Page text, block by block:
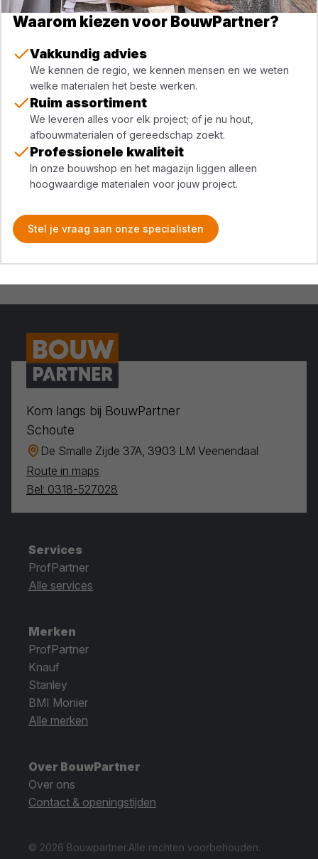
Waarom kiezen voor BouwPartner?
Vakkundig advies
We kennen de regio, we kennen mensen en we weten
welke materialen het beste werken.
Ruim assortiment
We leveren alles voor elk project; of je nu hout,
afbouwmaterialen of gereedschap zoekt.
Professionele kwaliteit
In onze bouwshop en het magazijn liggen alleen
hoogwaardige materialen voor jouw project.
Stel je vraag aan onze specialisten
Kom langs bij BouwPartner
Schoute
De Smalle Zijde 37A, 3903 LM Veenendaal
Route in maps
Bel: 0318-527028
Services
ProfPartner
Alle services
Merken
ProfPartner
Knauf
Stanley
BMI Monier
Alle merken
Over BouwPartner
Over ons
Contact & openingstijden
© 2026 Bouwpartner.Alle rechten voorbehouden.